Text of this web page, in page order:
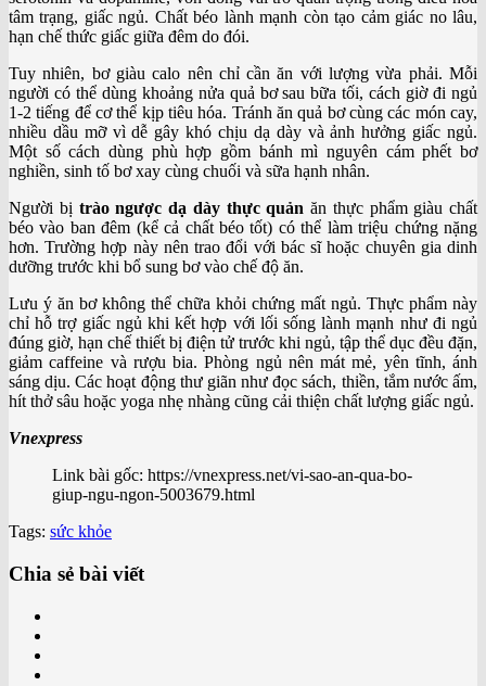
tâm trạng, giấc ngủ. Chất béo lành mạnh còn tạo cảm giác no lâu,
hạn chế thức giấc giữa đêm do đói.
Tuy nhiên, bơ giàu calo nên chỉ cần ăn với lượng vừa phải. Mỗi
người có thể dùng khoảng nửa quả bơ sau bữa tối, cách giờ đi ngủ
1-2 tiếng để cơ thể kịp tiêu hóa. Tránh ăn quả bơ cùng các món cay,
nhiều dầu mỡ vì dễ gây khó chịu dạ dày và ảnh hưởng giấc ngủ.
Một số cách dùng phù hợp gồm bánh mì nguyên cám phết bơ
nghiền, sinh tố bơ xay cùng chuối và sữa hạnh nhân.
Người bị trào ngược dạ dày thực quản ăn thực phẩm giàu chất
béo vào ban đêm (kể cả chất béo tốt) có thể làm triệu chứng nặng
hơn. Trường hợp này nên trao đổi với bác sĩ hoặc chuyên gia dinh
dưỡng trước khi bổ sung bơ vào chế độ ăn.
Lưu ý ăn bơ không thể chữa khỏi chứng mất ngủ. Thực phẩm này
chỉ hỗ trợ giấc ngủ khi kết hợp với lối sống lành mạnh như đi ngủ
đúng giờ, hạn chế thiết bị điện tử trước khi ngủ, tập thể dục đều đặn,
giảm caffeine và rượu bia. Phòng ngủ nên mát mẻ, yên tĩnh, ánh
sáng dịu. Các hoạt động thư giãn như đọc sách, thiền, tắm nước ấm,
hít thở sâu hoặc yoga nhẹ nhàng cũng cải thiện chất lượng giấc ngủ.
Vnexpress
Link bài gốc: https://vnexpress.net/vi-sao-an-qua-bo-
giup-ngu-ngon-5003679.html
Tags: sức khỏe
Chia sẻ bài viết